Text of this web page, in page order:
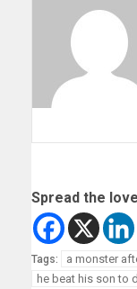
Spread the love
Tags: a monster
he beat his son to